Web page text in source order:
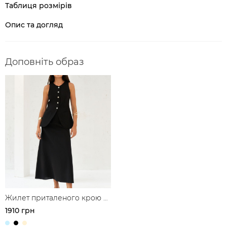
Таблиця розмірів
Опис та догляд
Доповніть образ
Жилет приталеного крою з
льону
1910 грн